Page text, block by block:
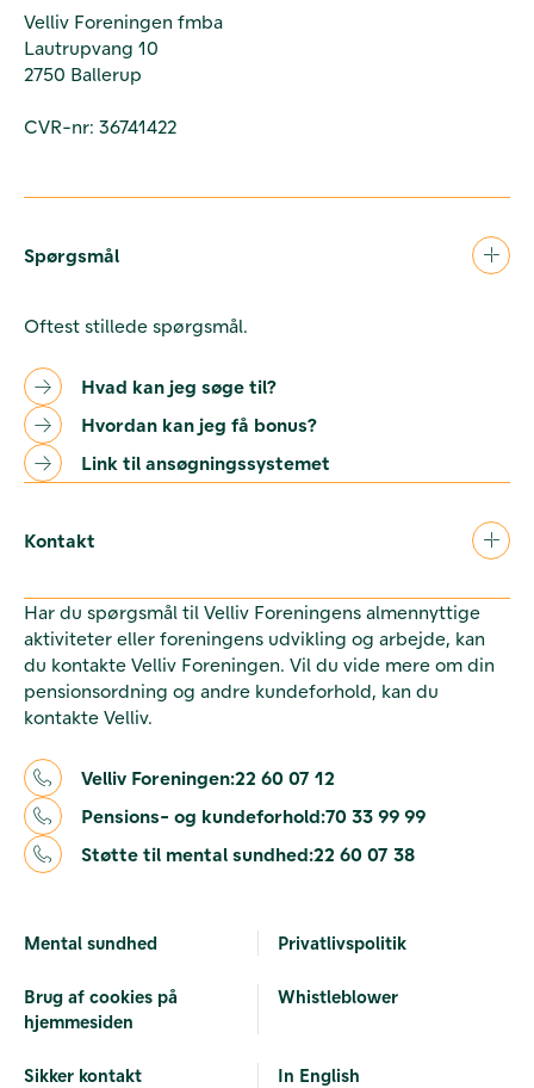
Velliv Foreningen fmba
Lautrupvang 10
2750 Ballerup
CVR-nr: 36741422
Spørgsmål
Oftest stillede spørgsmål.
Hvad kan jeg søge til?
Hvordan kan jeg få bonus?
Link til ansøgningssystemet
Kontakt
Har du spørgsmål til Velliv Foreningens almennyttige
aktiviteter eller foreningens udvikling og arbejde, kan
du kontakte Velliv Foreningen. Vil du vide mere om din
pensionsordning og andre kundeforhold, kan du
kontakte Velliv.
Velliv Foreningen:22 60 07 12
Pensions- og kundeforhold:70 33 99 99
Støtte til mental sundhed:22 60 07 38
Mental sundhed Privatlivspolitik
Brug af cookies på
hjemmesiden
Whistleblower
Sikker kontakt In English